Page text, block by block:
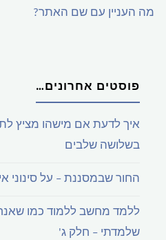
מה העניין עם שם האתר?
פוסטים אחרונים…
איך לדעת אם מישהו מציץ
בשלושה שלבים
החור שבמסננת – על סינוני
ללמד מחשב ללמוד כמו
שלמדתי – חלק ג'